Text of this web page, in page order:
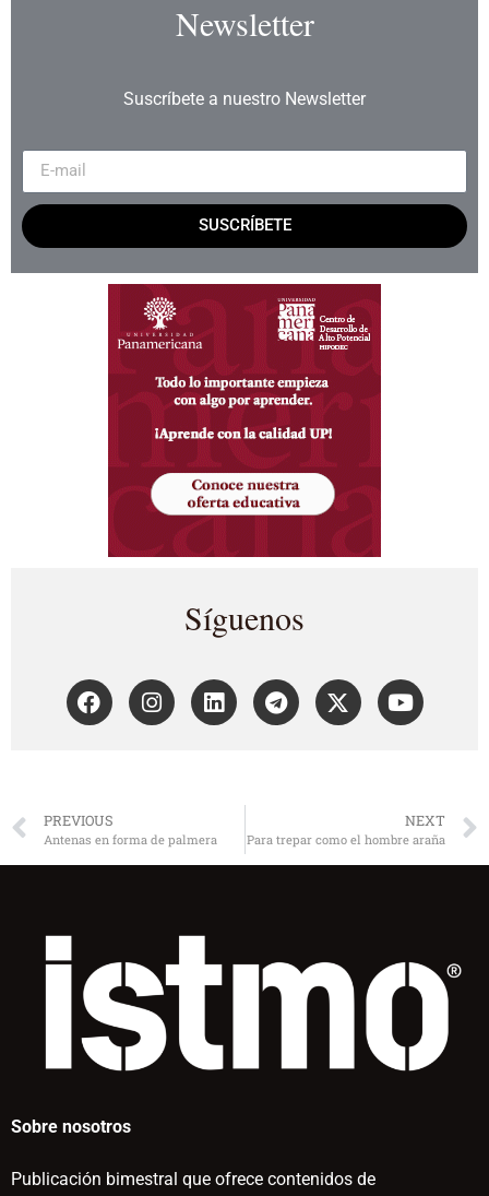
Newsletter
Suscríbete a nuestro Newsletter
SUSCRÍBETE
Síguenos
PREVIOUS
Antenas en forma de palmera
NEXT
Para trepar como el hombre araña
Sobre nosotros
Publicación bimestral que ofrece contenidos de